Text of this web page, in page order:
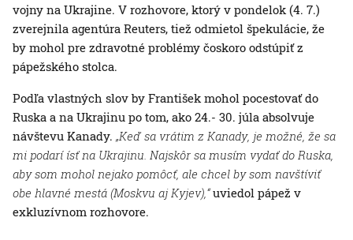
vojny na Ukrajine. V rozhovore, ktorý v pondelok (4. 7.)
zverejnila agentúra Reuters, tiež odmietol špekulácie, že
by mohol pre zdravotné problémy čoskoro odstúpiť z
pápežského stolca.
Podľa vlastných slov by František mohol pocestovať do
Ruska a na Ukrajinu po tom, ako 24.- 30. júla absolvuje
návštevu Kanady. „Keď sa vrátim z Kanady, je možné, že sa
mi podarí ísť na Ukrajinu. Najskôr sa musím vydať do Ruska,
aby som mohol nejako pomôcť, ale chcel by som navštíviť
obe hlavné mestá (Moskvu aj Kyjev),“uviedol pápež v
exkluzívnom rozhovore.